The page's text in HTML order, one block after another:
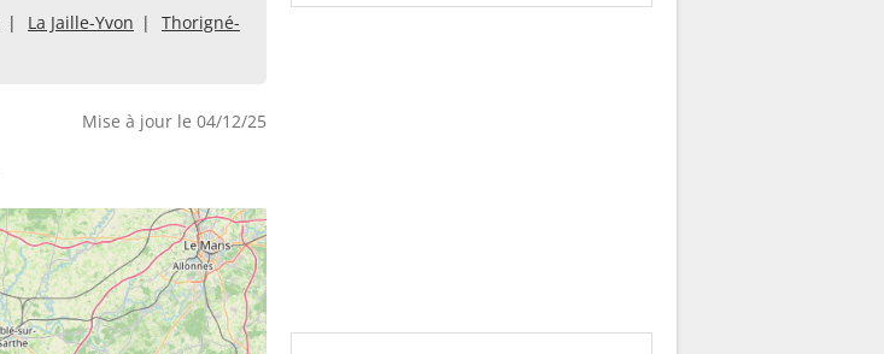
La Jaille-Yvon
Thorigné-
Mise à jour le 04/12/25